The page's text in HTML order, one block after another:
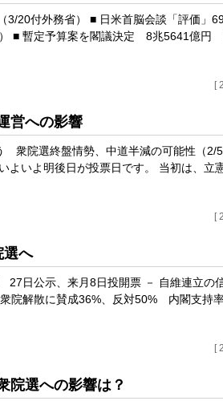
3/20付外務省） ■ 日米首脳会談「評価」
■ 暫定予算案を閣議決定 8兆5641億円
[
営への影響
衆院選終盤情勢、中道半減の可能性（2/
よいよ明後日が投票日です。 当初は、立
[
選へ
日公示、来月8日投開票 － 自維連立の
院解散に賛成36%、反対50% 内閣支持
[
院選への影響は？